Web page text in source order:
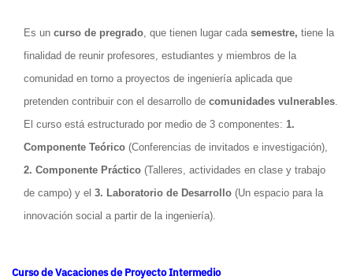
Es un curso de pregrado, que tienen lugar cada semestre, tiene la
finalidad de reunir profesores, estudiantes y miembros de la
comunidad en torno a proyectos de ingeniería aplicada que
pretenden contribuir con el desarrollo de comunidades vulnerables.
El curso está estructurado por medio de 3 componentes: 1.
Componente Teórico (Conferencias de invitados e investigación),
2. Componente Práctico (Talleres, actividades en clase y trabajo
de campo) y el 3. Laboratorio de Desarrollo (Un espacio para la
innovación social a partir de la ingeniería).
Curso de Vacaciones de Proyecto Intermedio